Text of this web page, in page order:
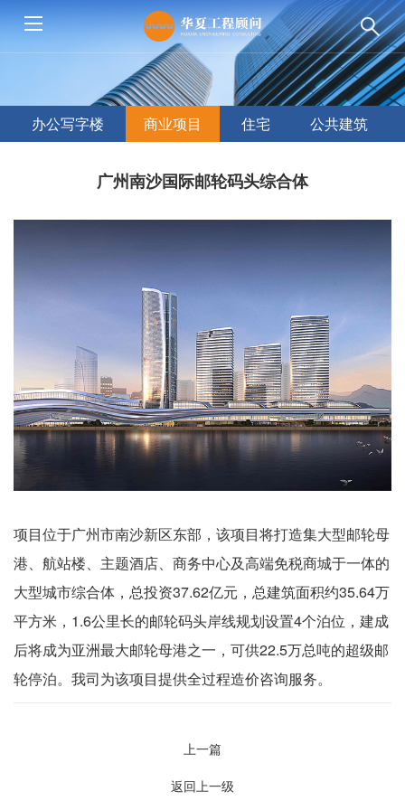
办公写字楼 商业项目 住宅 公共建筑
广州南沙国际邮轮码头综合体
项目位于广州市南沙新区东部，该项目将打造集大型邮轮母
港、航站楼、主题酒店、商务中心及高端免税商城于一体的
大型城市综合体，总投资37.62亿元，总建筑面积约35.64万
平方米， 1.6公里长的邮轮码头岸线规划设置4个泊位，建成
后将成为亚洲最大邮轮母港之一，可供22.5万总吨的超级邮
轮停泊。我司为该项目提供全过程造价咨询服务。
上一篇
返回上一级